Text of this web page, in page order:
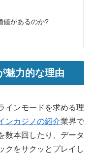
値があるのか​​?
魅力的な理由
インモードを求める理
ンカジノの紹介業界で
数本回したり、データ
クをサクッとプレイし